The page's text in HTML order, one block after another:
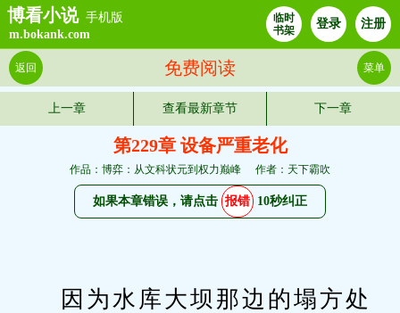
博看小说 手机版
m.bokank.com
临时
书架
登录 注册
免费阅读
返回 菜单
上一章 查看最新章节 下一章
第229章 设备严重老化
作品：博弈：从文科状元到权力巅峰 作者：天下霸吹
如果本章错误，请点击 报错 10秒纠正
因为水库大坝那边的塌方处